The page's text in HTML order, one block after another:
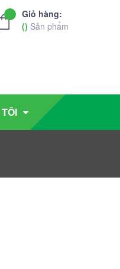
Giỏ hàng:
() Sản phẩm